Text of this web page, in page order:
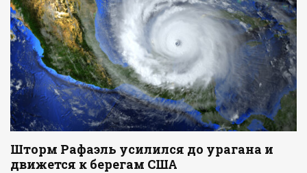
Шторм Рафаэль усилился до урагана и
движется к берегам США